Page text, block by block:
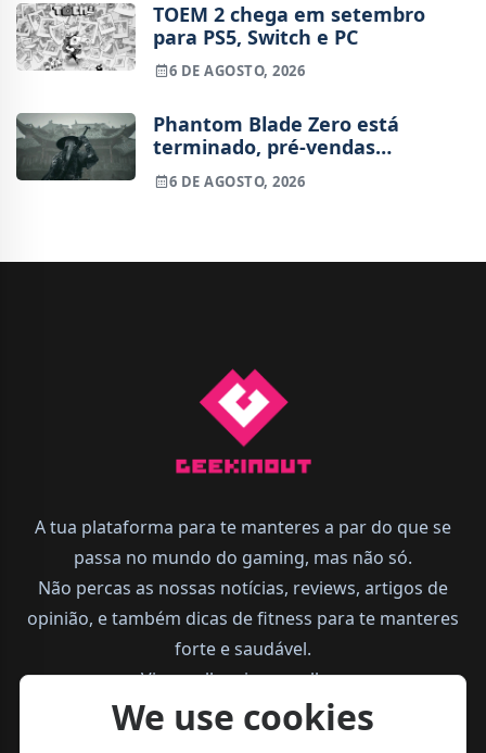
TOEM 2 chega em setembro
para PS5, Switch e PC
6 DE AGOSTO, 2026
Phantom Blade Zero está
terminado, pré-vendas
começam na próxima semana
6 DE AGOSTO, 2026
A tua plataforma para te manteres a par do que se
passa no mundo do gaming, mas não só.
Não percas as nossas notícias, reviews, artigos de
opinião, e também dicas de fitness para te manteres
forte e saudável.
Vive melhor, joga melhor.
We use cookies